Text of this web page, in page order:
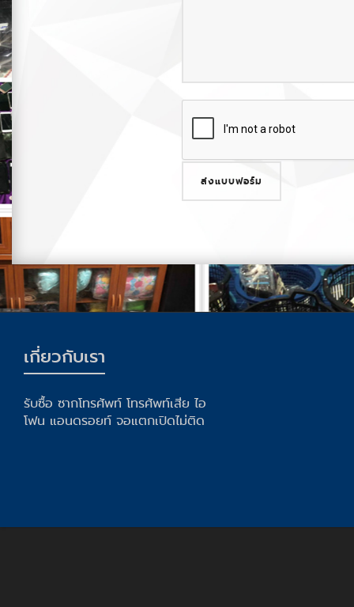
เกี่่ยวกับเรา
รับซื้อ ซากโทรศัพท์ โทรศัพท์เสีย ไอ
โฟน แอนดรอยท์ จอแตกเปิดไม่ติด